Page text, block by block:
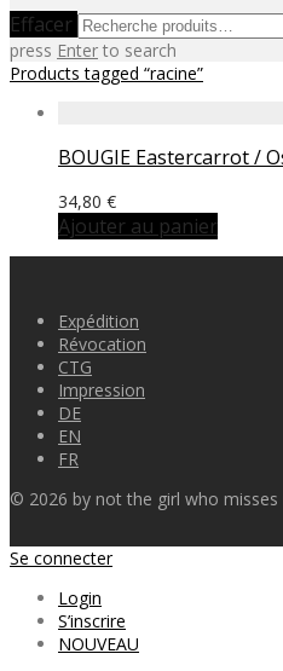
Effacer
press Enter to search
Products tagged “racine”
BOUGIE Eastercarrot /
34,80 €
Ajouter au panier
Expédition
Révocation
CTG
Impression
DE
EN
FR
© 2026 by not the girl who
Se connecter
Login
S’inscrire
NOUVEAU